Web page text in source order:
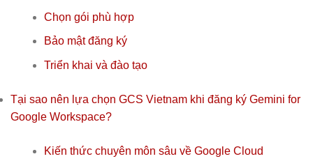
Chọn gói phù hợp
Bảo mật đăng ký
Triển khai và đào tạo
Tại sao nên lựa chọn GCS Vietnam khi đăng ký Gemini for
Google Workspace?
Kiến thức chuyên môn sâu về Google Cloud